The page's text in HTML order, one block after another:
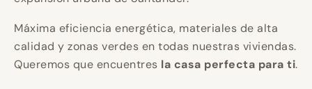
eficiencia
energética
eficiencia
energética
eficiencia
energética
Máxima eficiencia energética, materiales de alta
calidad y zonas verdes en todas nuestras viviendas.
Queremos que encuentres la casa perfecta para ti.